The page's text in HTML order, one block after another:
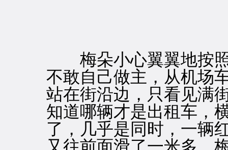
梅朵小心翼翼地按照
不敢自己做主，从机场
站在街沿边，只看见满
知道哪辆才是出租车，
了，几乎是同时，一辆